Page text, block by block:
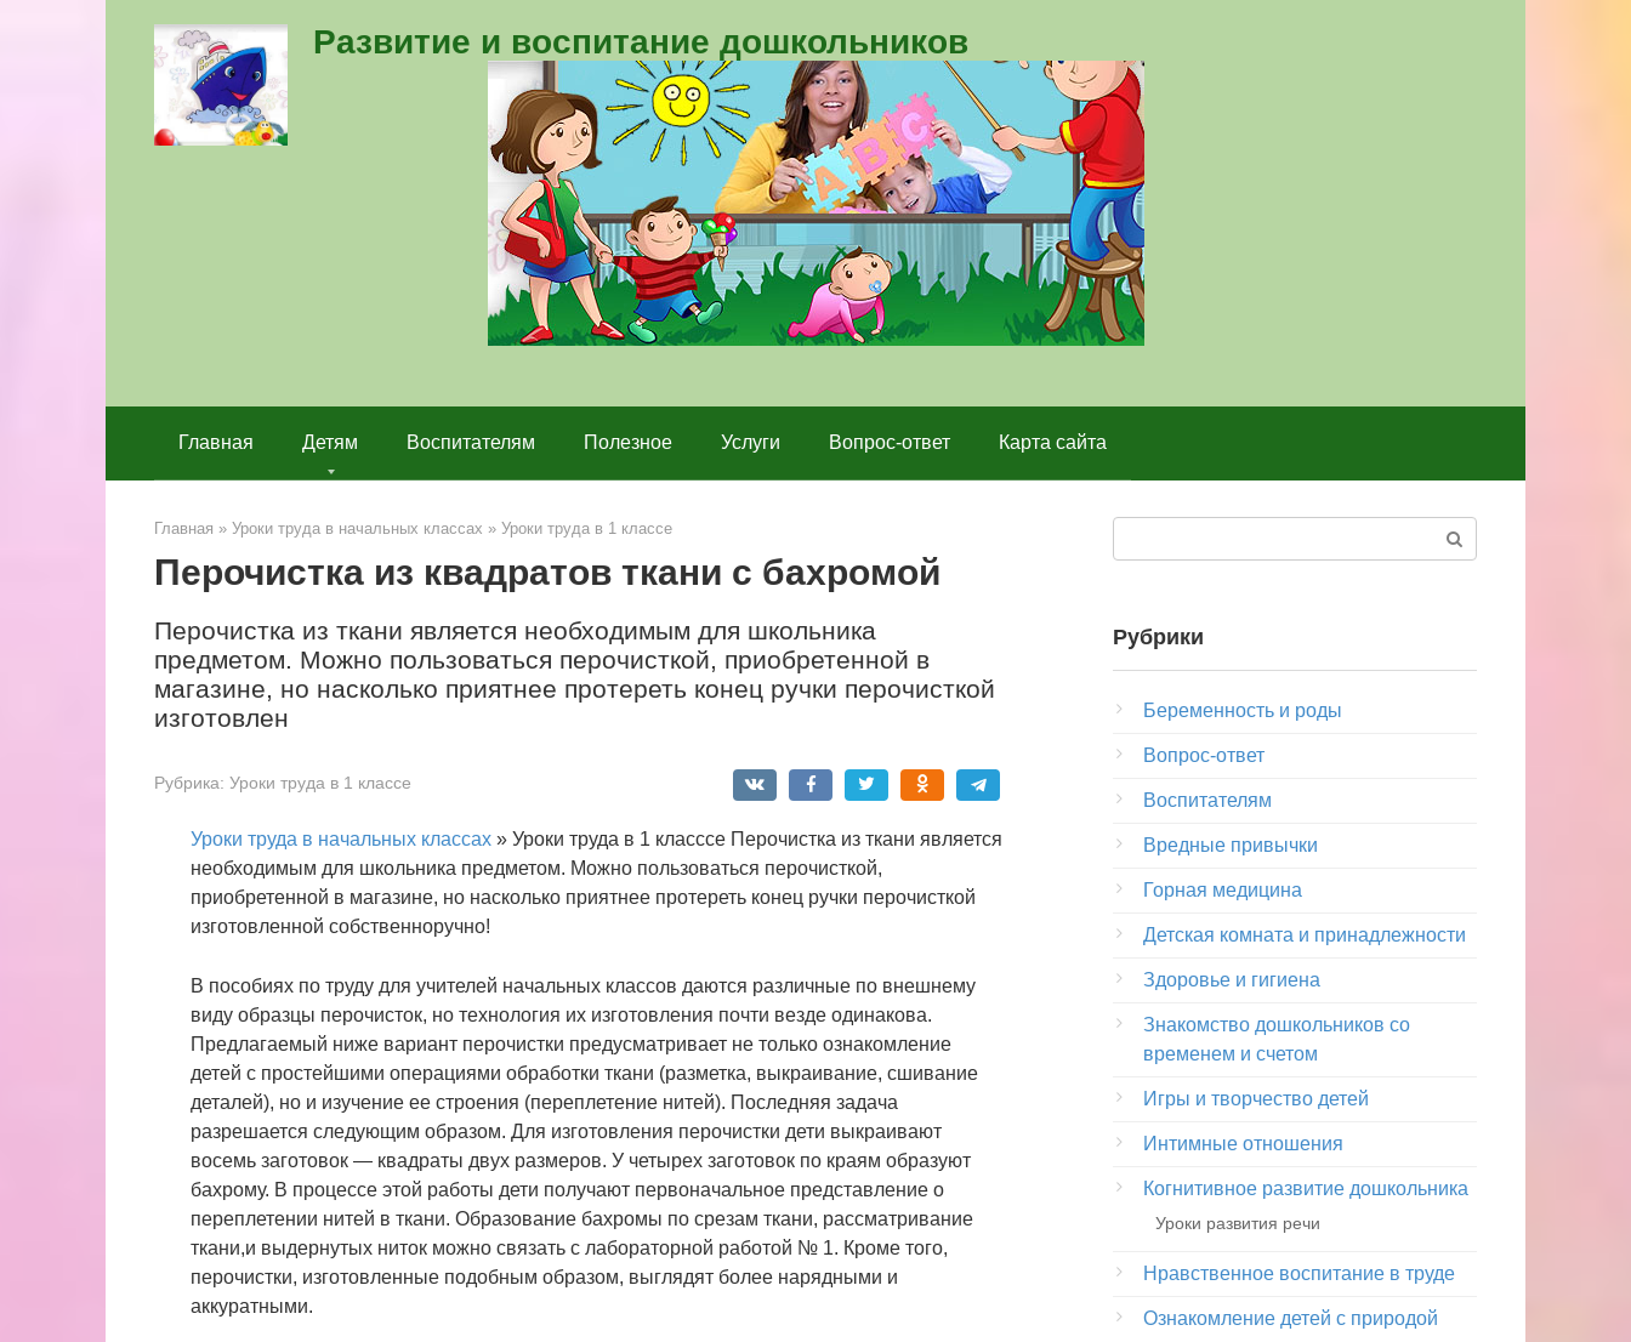
Развитие и воспитание дошкольников
Главная Детям Воспитателям Полезное Услуги Вопрос-ответ Карта сайта
Главная » Уроки труда в начальных классах » Уроки труда в 1 классе
Перочистка из квадратов ткани с бахромой
Перочистка из ткани является необходимым для школьника
предметом. Можно пользоваться перочисткой, приобретенной в
магазине, но насколько приятнее протереть конец ручки перочисткой
изготовлен
Рубрика: Уроки труда в 1 классе
Уроки труда в начальных классах » Уроки труда в 1 класссе Перочистка из ткани является
необходимым для школьника предметом. Можно пользоваться перочисткой,
приобретенной в магазине, но насколько приятнее протереть конец ручки перочисткой
изготовленной собственноручно!
В пособиях по труду для учителей начальных классов даются различные по внешнему
виду образцы перочисток, но технология их изготовления почти везде одинакова.
Предлагаемый ниже вариант перочистки предусматривает не только ознакомление
детей с простейшими операциями обработки ткани (разметка, выкраивание, сшивание
деталей), но и изучение ее строения (переплетение нитей). Последняя задача
разрешается следующим образом. Для изготовления перочистки дети выкраивают
восемь заготовок — квадраты двух размеров. У четырех заготовок по краям образуют
бахрому. В процессе этой работы дети получают первоначальное представление о
переплетении нитей в ткани. Образование бахромы по срезам ткани, рассматривание
ткани,и выдернутых ниток можно связать с лабораторной работой № 1. Кроме того,
перочистки, изготовленные подобным образом, выглядят более нарядными и
аккуратными.
Рубрики
Беременность и роды
Вопрос-ответ
Воспитателям
Вредные привычки
Горная медицина
Детская комната и принадлежности
Здоровье и гигиена
Знакомство дошкольников со
временем и счетом
Игры и творчество детей
Интимные отношения
Когнитивное развитие дошкольника
Уроки развития речи
Нравственное воспитание в труде
Ознакомление детей с природой